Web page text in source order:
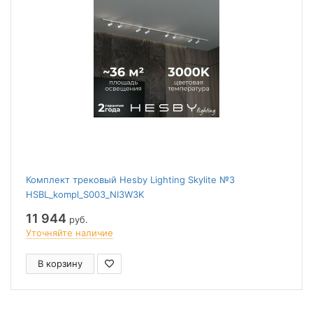
Комплект трековый Hesby Lighting Skylite №3
HSBL_kompl_S003_NI3W3K
11 944 руб.
Уточняйте наличие
В корзину